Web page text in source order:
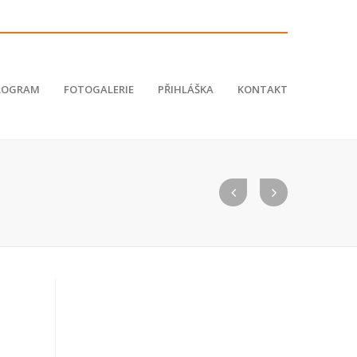
FOTOGALERIE PŘIHLÁŠKA KONTAKT